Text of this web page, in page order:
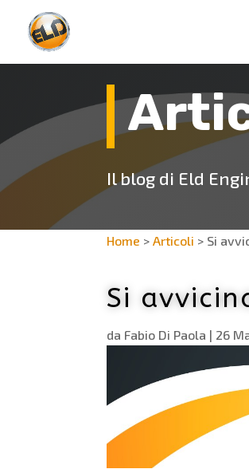
Il blog di Eld
Home >Articoli > Si
Si
da Fabio Di Paola | 26